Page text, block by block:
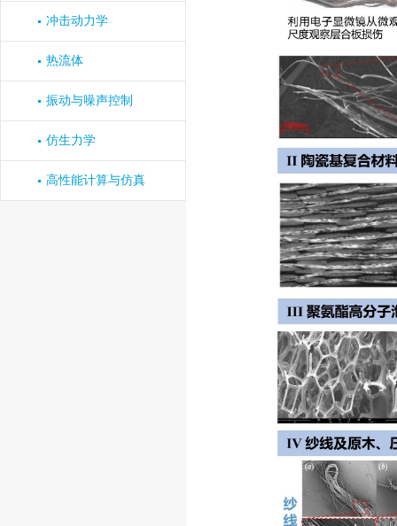
冲击动力学
热流体
振动与噪声控制
仿生力学
高性能计算与仿真